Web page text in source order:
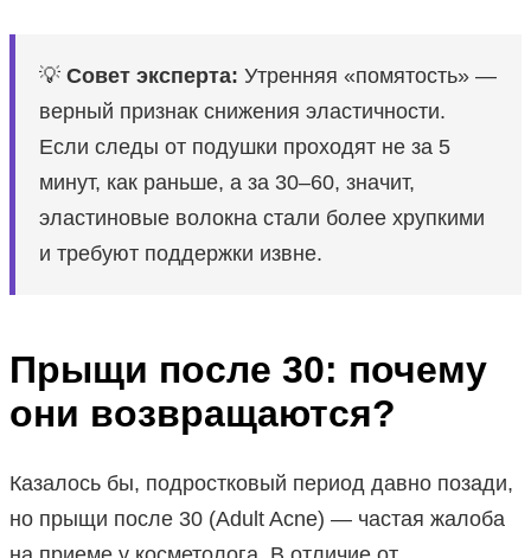
💡 Совет эксперта: Утренняя «помятость» —
верный признак снижения эластичности.
Если следы от подушки проходят не за 5
минут, как раньше, а за 30–60, значит,
эластиновые волокна стали более хрупкими
и требуют поддержки извне.
Прыщи после 30: почему
они возвращаются?
Казалось бы, подростковый период давно позади,
но прыщи после 30 (Adult Acne) — частая жалоба